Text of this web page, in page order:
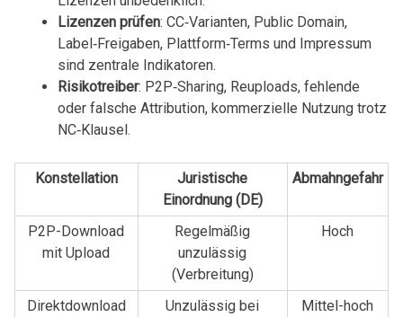
Lizenzen prüfen: CC‑Varianten, Public‌ Domain,
Label‑Freigaben, Plattform‑Terms und Impressum
sind zentrale Indikatoren.
Risikotreiber: P2P‑Sharing, Reuploads, fehlende
oder falsche Attribution, kommerzielle Nutzung trotz
NC‑Klausel.
Konstellation
Juristische‍
Einordnung (DE)
Abmahngefahr
P2P-Download
‌mit Upload
Regelmäßig
unzulässig
(Verbreitung)
Hoch
Direktdownload
Unzulässig bei
Mittel-hoch